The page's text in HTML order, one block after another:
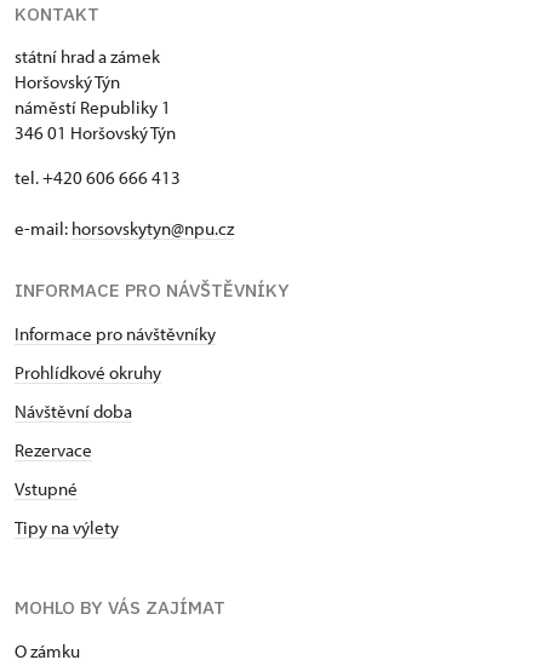
KONTAKT
státní hrad a zámek
Horšovský Týn
náměstí Republiky 1
346 01 Horšovský Týn
tel. +420 606 666 413
e-mail: horsovskytyn@npu.cz
INFORMACE PRO NÁVŠTĚVNÍKY
Informace pro návštěvníky
Prohlídkové okruhy
Návštěvní doba
Rezervace
Vstupné
Tipy na výlety
MOHLO BY VÁS ZAJÍMAT
O zámku